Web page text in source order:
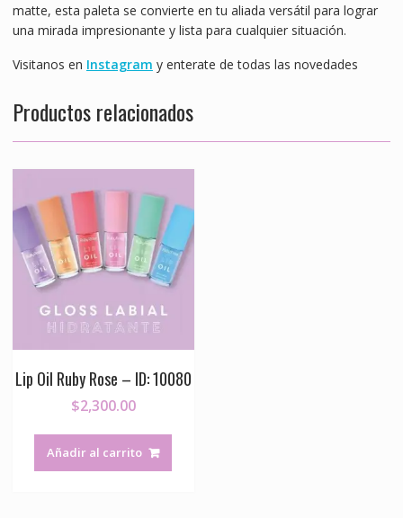
matte, esta paleta se convierte en tu aliada versátil para lograr
una mirada impresionante y lista para cualquier situación.
Visitanos en Instagram y enterate de todas las novedades
Productos relacionados
Lip Oil Ruby Rose – ID: 10080
$2,300.00
Añadir al carrito